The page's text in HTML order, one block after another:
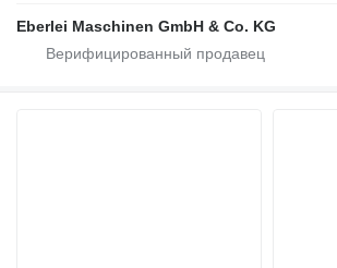
Eberlei Maschinen GmbH & Co. KG